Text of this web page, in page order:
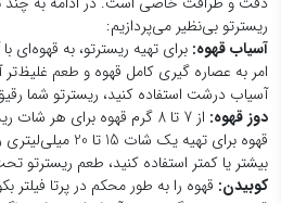
کوبیدن :قهوه را به طور محکم در پرتا فیلتر
قهوه و عصاره گیری بهتر آن کمک می‌کند. اگر
آب به سرعت از قهوه عبور کرده و ریسترتو
عصاره گیری
بیش از حد، ریسترتو را تلخ و ناخوشایند
باشد، ریسترتو شما طعم کامل خود را
فنجان:از یک فنجان کوچک و از جنس
گرما را به خوبی حفظ کند. ریسترتو باید
طعم و عطر دلنشین آن لذت ببرید.